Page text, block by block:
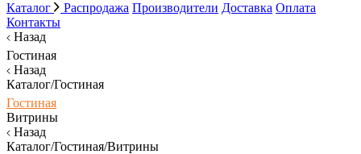
Каталог Распродажа Производители Доставка Оплата
Контакты
Назад
Гостиная
Назад
Каталог/Гостиная
Гостиная
Витрины
Назад
Каталог/Гостиная/Витрины